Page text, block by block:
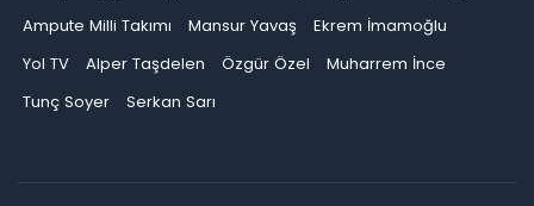
Ampute Milli Takımı
Mansur Yavaş
Ekrem İmamoğlu
Yol TV
Alper Taşdelen Özgür Özel
Muharrem İnce
Tunç Soyer
Serkan Sarı